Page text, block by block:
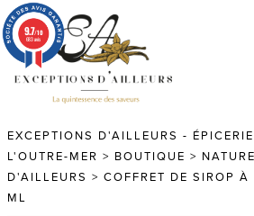
EXCEPTIONS D'AILLEURS -
L'OUTRE-MER > BOUTIQUE >
D'AILLEURS > COFFRET DE SIROP
ML
9.7/10
683 avis